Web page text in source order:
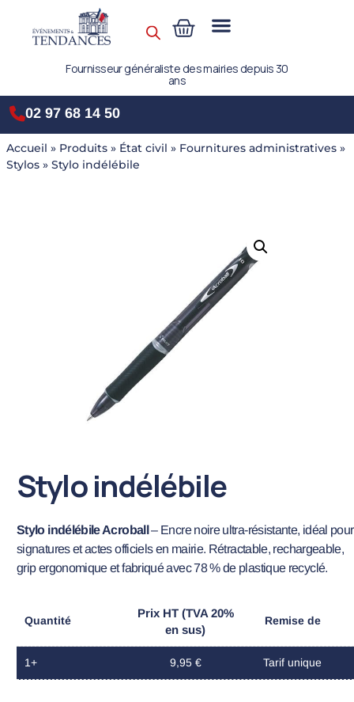
Fournisseur généraliste des mairies depuis 30
ans
02 97 68 14 50
Accueil » Produits » État civil » Fournitures administratives »
Stylos » Stylo indélébile
Stylo indélébile
Stylo indélébile Acroball– Encre noire ultra-résistante, idéal pour
signatures et actes officiels en mairie. Rétractable, rechargeable,
grip ergonomique et fabriqué avec 78 % de plastique recyclé.
Quantité
Prix HT (TVA 20%
en sus)
Remise de
1+ 9,95 € Tarif unique